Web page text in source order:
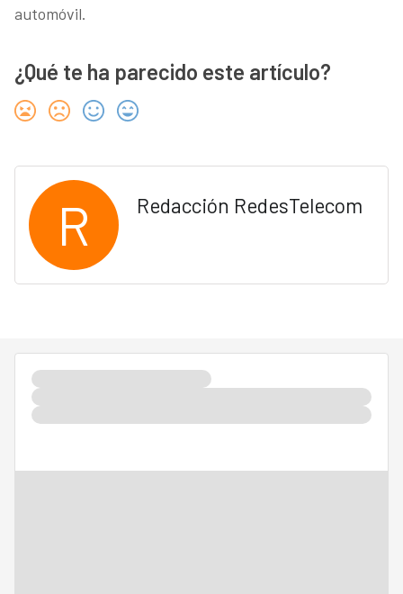
automóvil.
¿Qué te ha parecido este artículo?
R Redacción RedesTelecom